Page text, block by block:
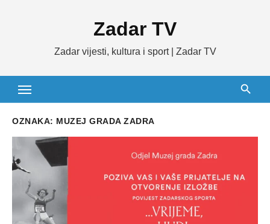
Zadar TV
Zadar vijesti, kultura i sport | Zadar TV
OZNAKA: MUZEJ GRADA ZADRA